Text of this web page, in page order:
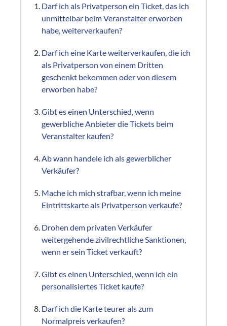
Darf ich als Privatperson ein Ticket, das ich
unmittelbar beim Veranstalter erworben
habe, weiterverkaufen?
Darf ich eine Karte weiterverkaufen, die ich
als Privatperson von einem Dritten
geschenkt bekommen oder von diesem
erworben habe?
Gibt es einen Unterschied, wenn
gewerbliche Anbieter die Tickets beim
Veranstalter kaufen?
Ab wann handele ich als gewerblicher
Verkäufer?
Mache ich mich strafbar, wenn ich meine
Eintrittskarte als Privatperson verkaufe?
Drohen dem privaten Verkäufer
weitergehende zivilrechtliche Sanktionen,
wenn er sein Ticket verkauft?
Gibt es einen Unterschied, wenn ich ein
personalisiertes Ticket kaufe?
Darf ich die Karte teurer als zum
Normalpreis verkaufen?